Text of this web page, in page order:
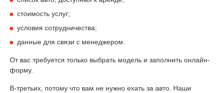
стоимость услуг;
условия сотрудничества;
данные для связи с менеджером.
От вас требуется только выбрать модель и заполнить онлайн-
форму.
В-третьих, потому что вам не нужно ехать за авто. Наши